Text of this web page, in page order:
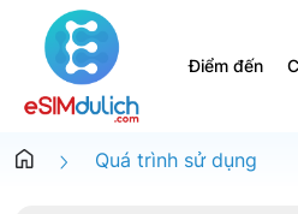
Điểm đến
Quá trình sử dụng